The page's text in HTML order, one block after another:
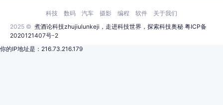
2025 © 煮酒论科技zhujiulunkeji，走进科技世界，探索科技奥秘 粤ICP备
2020121407号-2
科技 数码 汽车 摄影 编程 软件 关于我们
你的IP地址是：216.73.216.179